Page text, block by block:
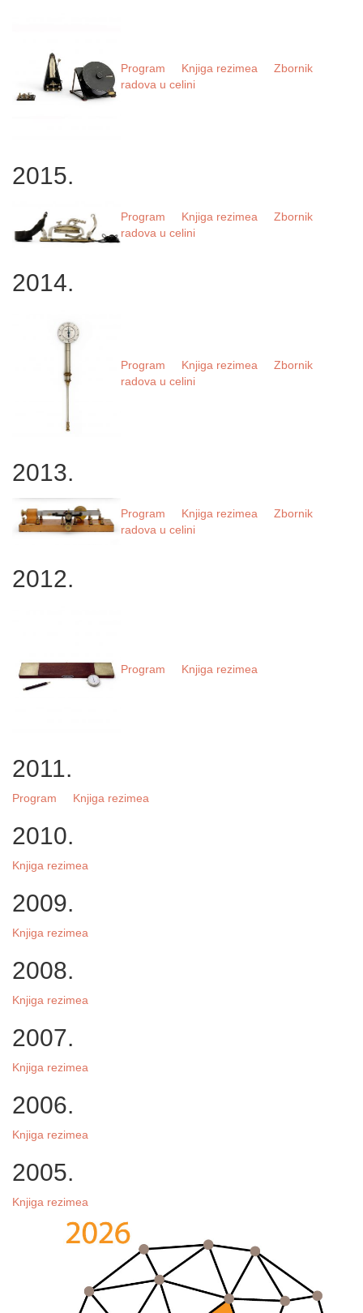
Program Knjiga rezimea
Zbornik
radova u celini
2015.
Program Knjiga rezimea
Zbornik
radova u celini
2014.
Program Knjiga rezimea
Zbornik
radova u celini
2013.
Program Knjiga rezimea
Zbornik
radova u celini
2012.
Program Knjiga rezimea
2011.
Program Knjiga rezimea
2010.
Knjiga rezimea
2009.
Knjiga rezimea
2008.
Knjiga rezimea
2007.
Knjiga rezimea
2006.
Knjiga rezimea
2005.
Knjiga rezimea